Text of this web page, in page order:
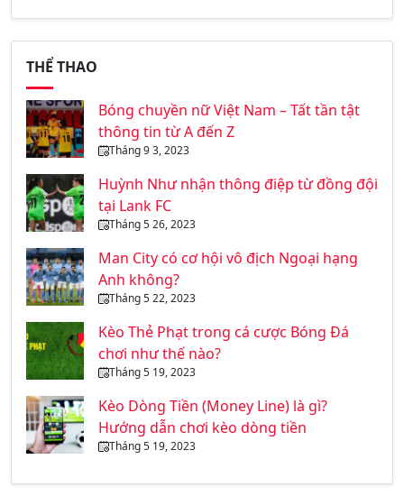
THỂ THAO
Bóng chuyền nữ Việt Nam – Tất tần tật
thông tin từ A đến Z
Tháng 9 3, 2023
Huỳnh Như nhận thông điệp từ đồng đội
tại Lank FC
Tháng 5 26, 2023
Man City có cơ hội vô địch Ngoại hạng
Anh không?
Tháng 5 22, 2023
Kèo Thẻ Phạt trong cá cược Bóng Đá
chơi như thế nào?
Tháng 5 19, 2023
Kèo Dòng Tiền (Money Line) là gì?
Hướng dẫn chơi kèo dòng tiền
Tháng 5 19, 2023